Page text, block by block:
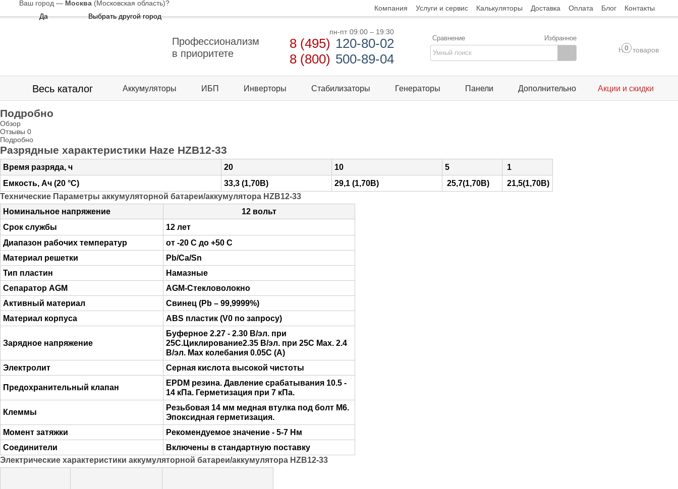
Ваш город — Москва (Московская область)?
Да
Выбрать другой город
Компания Услуги и сервис Калькуляторы Доставка Оплата Блог Контакты
Профессионализм
в приоритете
пн-пт 09:00 – 19:30
8 (495) 120-80-02
8 (800) 500-89-04
Сравнение Избранное
0
Нет товаров
Весь каталог Аккумуляторы ИБП Инверторы Стабилизаторы Генераторы Панели Дополнительно Акции и скидки
Подробно
Обзор
Отзывы 0
Подробно
Разрядные характеристики Haze HZB12-33
Время разряда, ч 20 10 5
1
Емкость, Ач (20 °С)
33,3 (1,70В) 29,1 (1,70В) 25,7(1,70В)
21,5(1,70В)
Технические Параметры аккумуляторной батареи/аккумулятора HZB12-33
Номинальное напряжение
12 вольт
Срок службы
12 лет
Диапазон рабочих температур
от -20 C до +50 C
Материал решетки
Pb/Ca/Sn
Тип пластин
Намазные
Сепаратор AGM
AGM-Cтекловолокно
Активный материал
Свинец (Pb – 99,9999%)
Материал корпуса
ABS пластик (V0 по запросу)
Зарядное напряжение
Буферное 2.27 - 2.30 В/эл. при
25C.Циклирование2.35 В/эл. при 25C Max. 2.4
В/эл. Max колебания 0.05C (A)
Электролит
Серная кислота высокой чистоты
Предохранительный клапан
EPDM резина. Давление срабатывания 10.5 -
14 кПa. Герметизация при 7 кПa.
Клеммы
Резьбовая 14 мм медная втулка под болт M6.
Эпоксидная герметизация.
Момент затяжки
Рекомендуемое значение - 5-7 Нм
Соединители
Включены в стандартную поставку
Электрические характеристики аккумуляторной батареи/аккумулятора HZB12-33